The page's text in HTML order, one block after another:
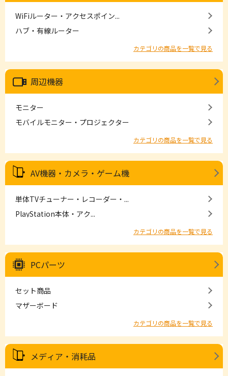
WiFiルーター・アクセスポイン...
ハブ・有線ルーター
カテゴリの商品を一覧で見る
周辺機器
モニター
モバイルモニター・プロジェクター
カテゴリの商品を一覧で見る
AV機器・カメラ・ゲーム機
単体TVチューナー・レコーダー・...
PlayStation本体・アク...
カテゴリの商品を一覧で見る
PCパーツ
セット商品
マザーボード
カテゴリの商品を一覧で見る
メディア・消耗品